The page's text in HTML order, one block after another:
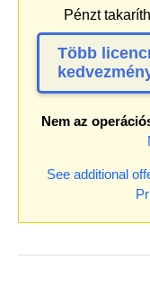
Pénzt
Több
Nem az
See additional